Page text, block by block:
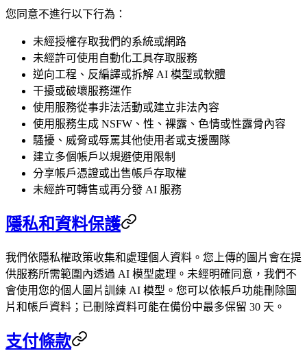
您同意不進行以下行為：
未經授權存取我們的系統或網路
未經許可使用自動化工具存取服務
逆向工程、反編譯或拆解 AI 模型或軟體
干擾或破壞服務運作
使用服務從事非法活動或建立非法內容
使用服務生成 NSFW、性、裸露、色情或性露骨內容
騷擾、威脅或辱罵其他使用者或支援團隊
建立多個帳戶以規避使用限制
分享帳戶憑證或出售帳戶存取權
未經許可轉售或再分發 AI 服務
隱私和資料保護
我們依隱私權政策收集和處理個人資料。您上傳的圖片會在提
供服務所需範圍內透過 AI 模型處理。未經明確同意，我們不
會使用您的個人圖片訓練 AI 模型。您可以依帳戶功能刪除圖
片和帳戶資料；已刪除資料可能在備份中最多保留 30 天。
支付條款